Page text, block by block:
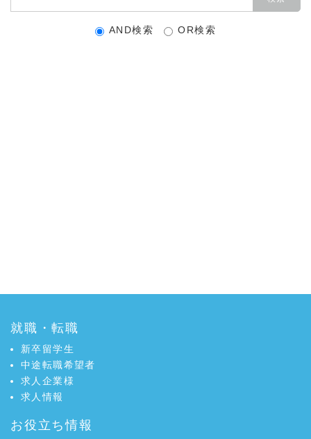
AND検索 OR検索
就職・転職
新卒留学生
中途転職希望者
求人企業様
求人情報
お役立ち情報